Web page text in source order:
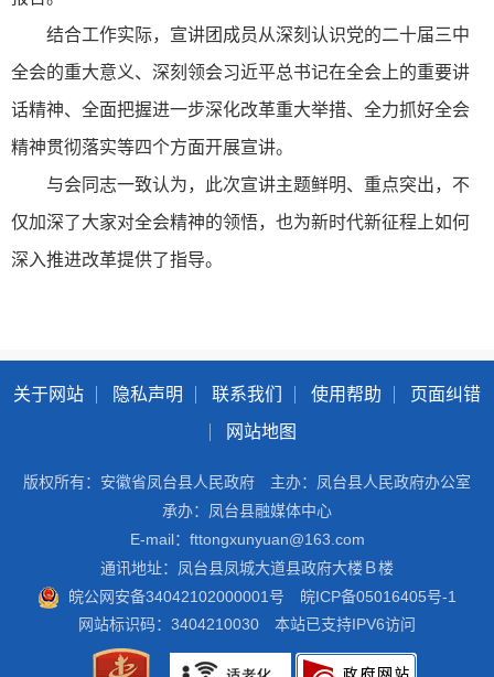
结合工作实际，宣讲团成员从深刻认识党的二十届三中
全会的重大意义、深刻领会习近平总书记在全会上的重要讲
话精神、全面把握进一步深化改革重大举措、全力抓好全会
精神贯彻落实等四个方面开展宣讲。
与会同志一致认为，此次宣讲主题鲜明、重点突出，不
仅加深了大家对全会精神的领悟，也为新时代新征程上如何
深入推进改革提供了指导。
关于网站 隐私声明 联系我们 使用帮助
页面纠错
网站地图
版权所有：安徽省凤台县人民政府
主办：凤台县人民政府办公室
承办：凤台县融媒体中心
E-mail：fttongxunyuan@163.com
通讯地址：凤台县凤城大道县政府大楼Ｂ楼
皖公网安备34042102000001号
皖ICP备05016405号-1
网站标识码：3404210030
本站已支持IPV6访问